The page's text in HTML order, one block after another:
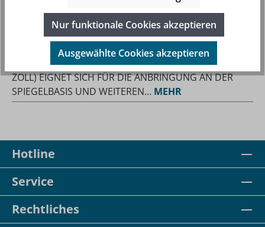
BESCHREIBUNG
DIESER RAM MOUNTS BASISADAPTER MIT B-KUGEL (1
ZOLL) EIGNET SICH FÜR DIE ANBRINGUNG AN DER
SPIEGELBASIS UND WEITEREN… MEHR
Hotline
Service
Rechtliches
Nur funktionale Cookies akzeptieren
Ausgewählte Cookies akzeptieren